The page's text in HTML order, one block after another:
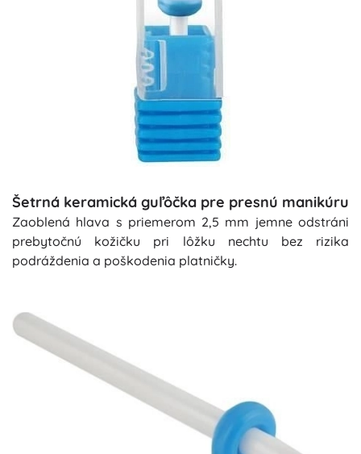
Šetrná keramická guľôčka pre presnú manikúru
Zaoblená hlava s priemerom 2,5 mm jemne odstráni
prebytočnú kožičku pri lôžku nechtu bez rizika
podráždenia a poškodenia platničky.